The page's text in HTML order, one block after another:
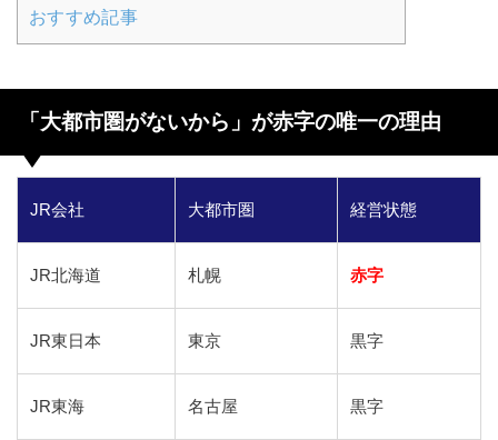
おすすめ記事
「大都市圏がないから」が赤字の唯一の理由
JR会社 大都市圏 経営状態
JR北海道 札幌 赤字
JR東日本 東京 黒字
JR東海 名古屋 黒字